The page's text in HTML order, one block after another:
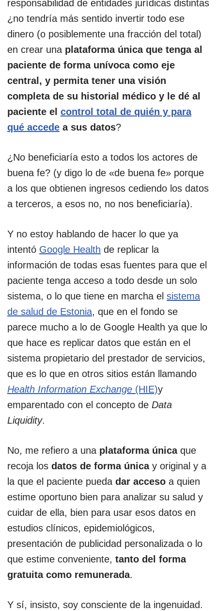
responsabilidad de entidades jurídicas distintas
¿no tendría más sentido invertir todo ese
dinero (o posiblemente una fracción del total)
en crear una plataforma única que tenga al
paciente de forma unívoca como eje
central, y permita tener una visión
completa de su historial médico y le dé al
paciente el control total de quién y para
qué accede a sus datos?
¿No beneficiaría esto a todos los actores de
buena fe? (y digo lo de «de buena fe» porque
a los que obtienen ingresos cediendo los datos
a terceros, a esos no, no nos beneficiaría).
Y no estoy hablando de hacer lo que ya
intentó Google Health de replicar la
información de todas esas fuentes para que el
paciente tenga acceso a todo desde un solo
sistema, o lo que tiene en marcha el sistema
de salud de Estonia, que en el fondo se
parece mucho a lo de Google Health ya que lo
que hace es replicar datos que están en el
sistema propietario del prestador de servicios,
que es lo que en otros sitios están llamando
Health Information Exchange (HIE)y
emparentado con el concepto de Data
Liquidity.
No, me refiero a una plataforma únicaque
recoja los datos de forma únicay original y a
la que el paciente pueda dar acceso a quien
estime oportuno bien para analizar su salud y
cuidar de ella, bien para usar esos datos en
estudios clínicos, epidemiológicos,
presentación de publicidad personalizada o lo
que estime conveniente, tanto del forma
gratuita como remunerada.
Y sí, insisto, soy consciente de la ingenuidad.